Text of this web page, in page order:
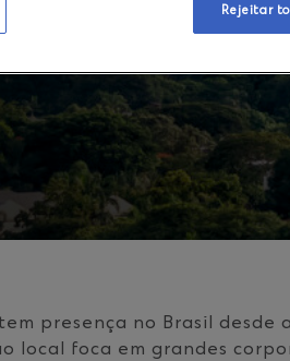
presença no Brasil desde
local foca em grandes
Rejeitar